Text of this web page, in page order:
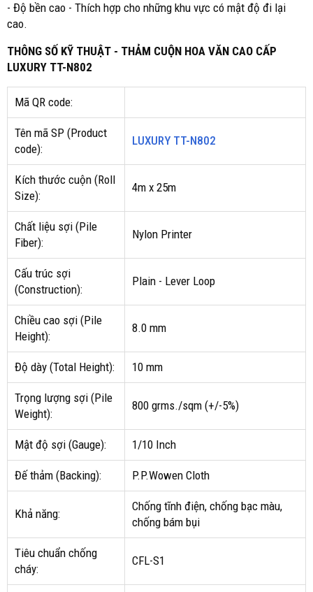
- Độ bền cao - Thích hợp cho những khu vực có mật độ đi lại
cao.
THÔNG SỐ KỸ THUẬT - THẢM CUỘN HOA VĂN CAO CẤP
LUXURY TT-N802
Mã QR code:
Tên mã SP (Product
code):
LUXURY TT-N802
Kích thước cuộn (Roll
Size):
4m x 25m
Chất liệu sợi (Pile
Fiber):
Nylon Printer
Cấu trúc sợi
(Construction):
Plain - Lever Loop
Chiều cao sợi (Pile
Height):
8.0 mm
Độ dày (Total Height): 10 mm
Trọng lượng sợi (Pile
Weight):
800 grms./sqm (+/-5%)
Mật độ sợi (Gauge): 1/10 Inch
Đế thảm (Backing): P.P.Wowen Cloth
Khả năng:
Chống tĩnh điện, chống bạc màu,
chống bám bụi
Tiêu chuẩn chống
cháy:
CFL-S1